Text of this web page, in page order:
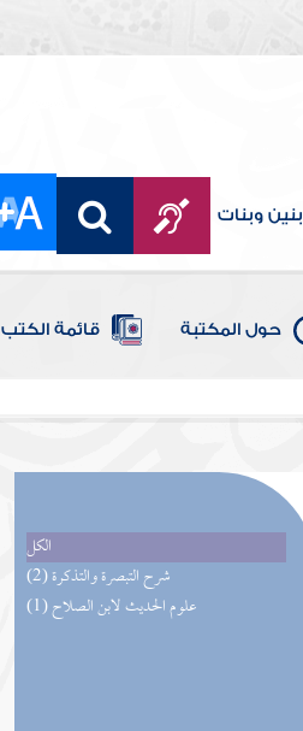
بنين وبنات
حول المكتبة قائمة الكتب
الكل
(2) شرح التبصرة والتذكرة
(1) علوم الحديث لابن الصلاح